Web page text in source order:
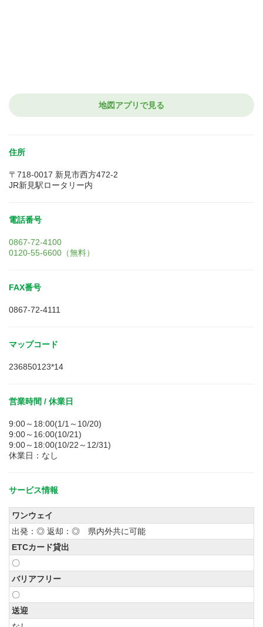
地図アプリで見る
住所
〒718-0017 新見市西方472-2
JR新見駅ロータリー内
電話番号
0867-72-4100
0120-55-6600（無料）
FAX番号
0867-72-4111
マップコード
236850123*14
営業時間 / 休業日
9:00～18:00(1/1～10/20)
9:00～16:00(10/21)
9:00～18:00(10/22～12/31)
休業日：なし
サービス情報
ワンウェイ
出発：◎ 返却：◎ 県内外共に可能
ETCカード貸出
〇
バリアフリー
〇
送迎